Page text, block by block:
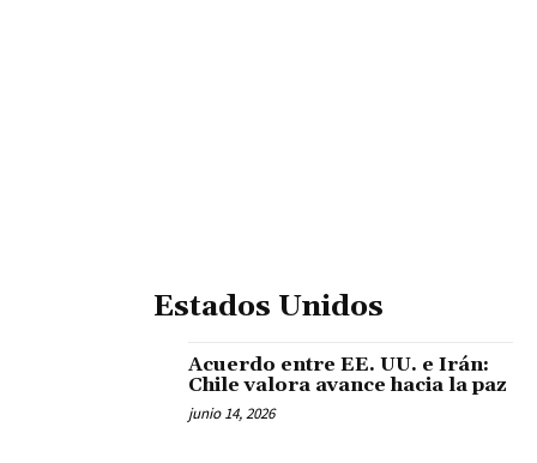
Estados Unidos
Acuerdo entre EE. UU. e Irán:
Chile valora avance hacia la paz
junio 14, 2026